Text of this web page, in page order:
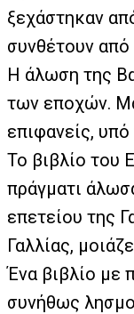
ξεχάστηκαν
συνθέτουν από
Η άλωση της
των εποχών.
επιφανείς,
Το βιβλίο του
πράγματι
επετείου της
Γαλλίας,
Ένα βιβλίο με
συνήθως